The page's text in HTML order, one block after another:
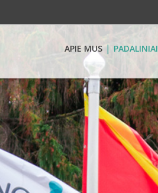
APIE MUS PADALINIAI